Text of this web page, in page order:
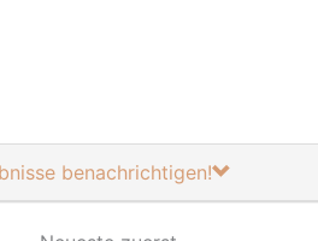
benachrichtigen!